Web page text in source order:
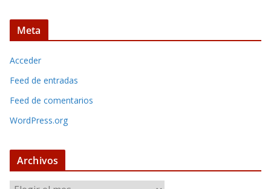
Meta
Acceder
Feed de entradas
Feed de comentarios
WordPress.org
Archivos